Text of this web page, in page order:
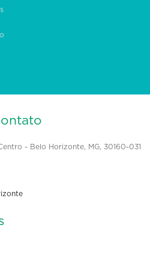
- Belo Horizonte, MG, 30160-031